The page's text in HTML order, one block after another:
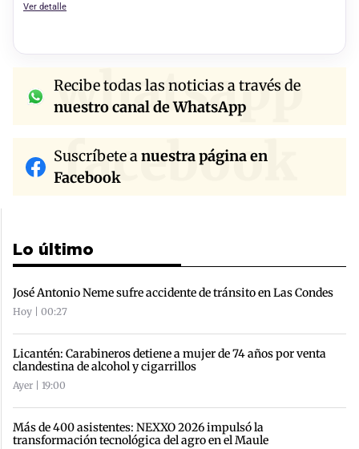
Ver detalle
whatsapp
Recibe todas las noticias a través de
nuestro canal de WhatsApp
facebook
Suscríbete anuestra página en
Facebook
Lo último
José Antonio Neme sufre accidente de tránsito en Las Condes
Hoy | 00:27
Licantén: Carabineros detiene a mujer de 74 años por venta
clandestina de alcohol y cigarrillos
Ayer | 19:00
Más de 400 asistentes: NEXXO 2026 impulsó la
transformación tecnológica del agro en el Maule